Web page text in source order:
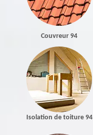
Couvreur 94
Isolation de toiture 94